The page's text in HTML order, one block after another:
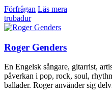
Förfrågan Läs mera
trubadur
Roger Genders
En Engelsk sångare, gitarrist,
påverkan i pop, rock, soul,
ballader. Roger använder sig